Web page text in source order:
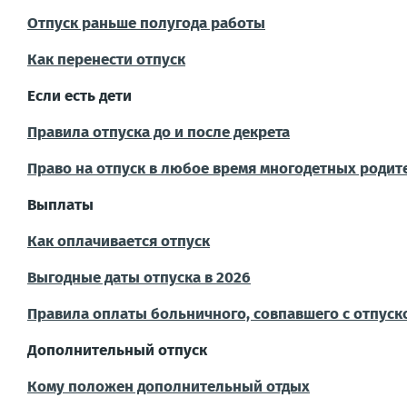
Отпуск раньше полугода работы
Как перенести отпуск
Если есть дети
Правила отпуска до и после декрета
Право на отпуск в любое время многодетных
Выплаты
Как оплачивается отпуск
Выгодные даты отпуска в 2026
Правила оплаты больничного, совпавшего с
Дополнительный отпуск
Кому положен дополнительный отдых